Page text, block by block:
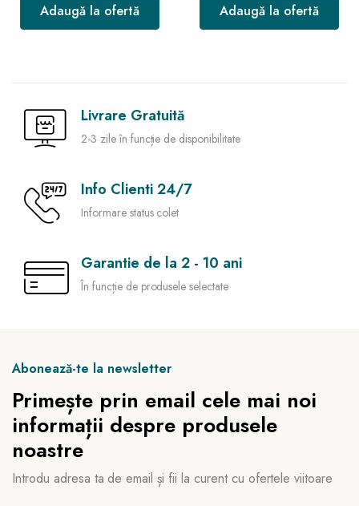
Adaugă la ofertă Adaugă la ofertă
Livrare Gratuită
2-3 zile în funcție de disponibilitate
Info Clienti 24/7
Informare status colet
Garantie de la 2 - 10 ani
În funcție de produsele selectate
Abonează-te la newsletter
Primește prin email cele mai noi
informații despre produsele
noastre
Introdu adresa ta de email și fii la curent cu ofertele viitoare